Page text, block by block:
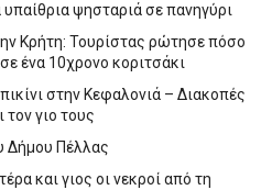
ψησταριά σε πανηγύρι
Κρήτη: Τουρίστας ρώτησε πόσο
ένα 10χρονο κοριτσάκι
στην Κεφαλονιά – Διακοπές
τον γιο τους
Δήμου Πέλλας
και γιος οι νεκροί από τη